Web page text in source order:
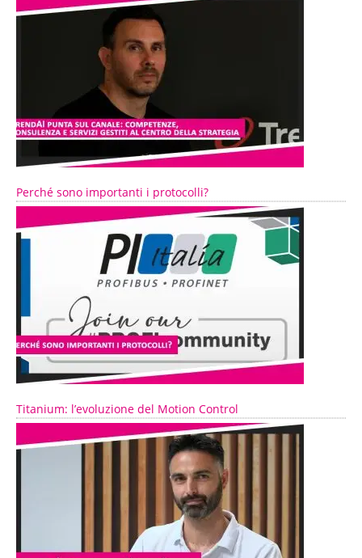
Perché sono importanti i protocolli?
Titanium: l’evoluzione del Motion Control